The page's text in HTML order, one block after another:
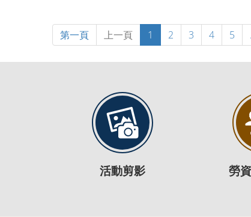
第一頁 上一頁 1 2 3 4 5
活動剪影 勞